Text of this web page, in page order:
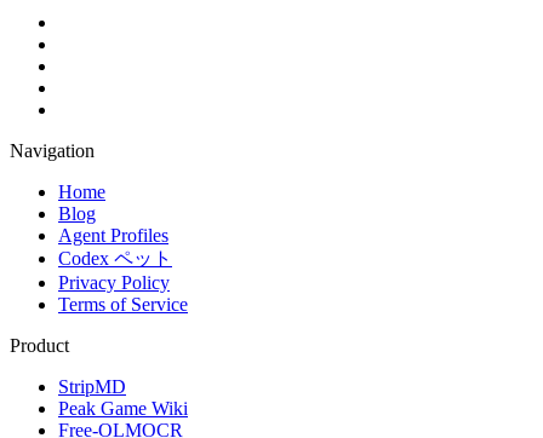
Navigation
Home
Blog
Agent Profiles
Codex ペット
Privacy Policy
Terms of Service
Product
StripMD
Peak Game Wiki
Free-OLMOCR